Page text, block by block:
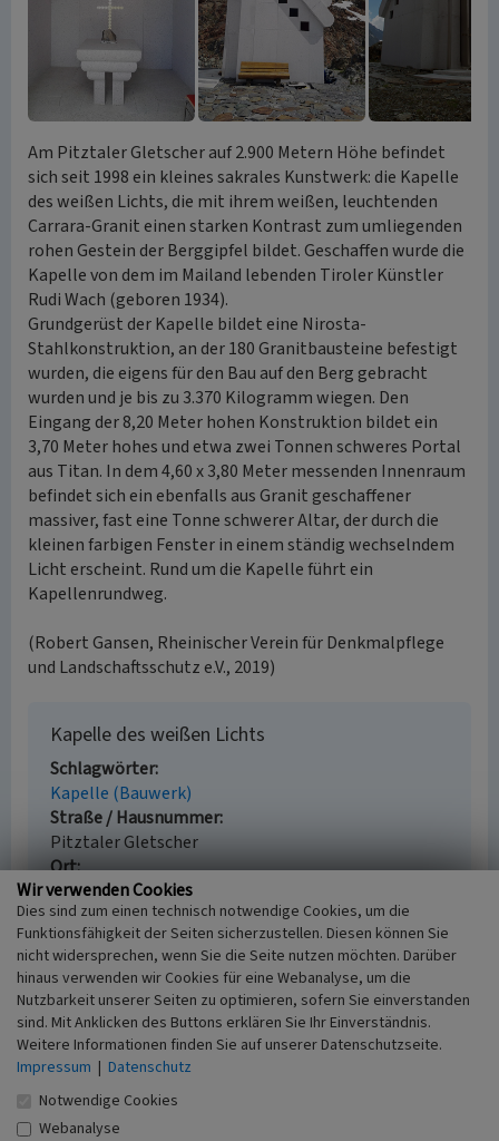
Am Pitztaler Gletscher auf 2.900 Metern Höhe befindet
sich seit 1998 ein kleines sakrales Kunstwerk: die Kapelle
des weißen Lichts, die mit ihrem weißen, leuchtenden
Carrara-Granit einen starken Kontrast zum umliegenden
rohen Gestein der Berggipfel bildet. Geschaffen wurde die
Kapelle von dem im Mailand lebenden Tiroler Künstler
Rudi Wach (geboren 1934).
Grundgerüst der Kapelle bildet eine Nirosta-
Stahlkonstruktion, an der 180 Granitbausteine befestigt
wurden, die eigens für den Bau auf den Berg gebracht
wurden und je bis zu 3.370 Kilogramm wiegen. Den
Eingang der 8,20 Meter hohen Konstruktion bildet ein
3,70 Meter hohes und etwa zwei Tonnen schweres Portal
aus Titan. In dem 4,60 x 3,80 Meter messenden Innenraum
befindet sich ein ebenfalls aus Granit geschaffener
massiver, fast eine Tonne schwerer Altar, der durch die
kleinen farbigen Fenster in einem ständig wechselndem
Licht erscheint. Rund um die Kapelle führt ein
Kapellenrundweg.
(Robert Gansen, Rheinischer Verein für Denkmalpflege
und Landschaftsschutz e.V., 2019)
Kapelle des weißen Lichts
Schlagwörter
Kapelle (Bauwerk)
Straße / Hausnummer
Pitztaler Gletscher
Ort
St. Leonhard im Pitztal - Mandarfen
Fachsicht(en)
Kulturlandschaftspflege
Erfassungsmaßstab
i.d.R. 1:5.000 (größer als 1:20.000)
Erfassungsmethode
Literaturauswertung, Geländebegehung/-
kartierung
Beginn vor 1998
Wir verwenden Cookies
Dies sind zum einen technisch notwendige Cookies, um die
Funktionsfähigkeit der Seiten sicherzustellen. Diesen können Sie
nicht widersprechen, wenn Sie die Seite nutzen möchten. Darüber
hinaus verwenden wir Cookies für eine Webanalyse, um die
Nutzbarkeit unserer Seiten zu optimieren, sofern Sie einverstanden
sind. Mit Anklicken des Buttons erklären Sie Ihr Einverständnis.
Weitere Informationen finden Sie auf unserer Datenschutzseite.
Impressum | Datenschutz
Notwendige Cookies
Webanalyse